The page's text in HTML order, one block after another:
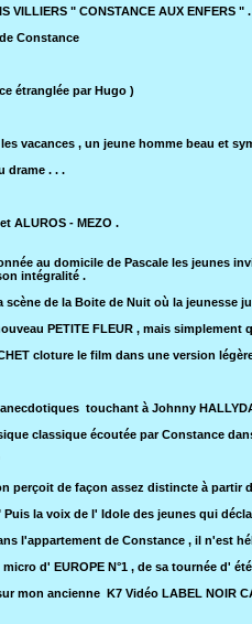
" CONSTANCE AUX ENFERS " .
Constance
étranglée par Hugo )
vacances , un jeune homme beau et
drame . . .
ALUROS - MEZO .
au domicile de Pascale les jeunes
intégralité .
scène de la Boite de Nuit où la
PETITE FLEUR , mais simplement
cloture le film dans une version
touchant à Johnny
classique écoutée par Constance
perçoit de façon assez distincte à partir
Puis la voix de l' Idole des jeunes qui
l'appartement de Constance , il n'est
d' EUROPE N°1 , de sa tournée d'
mon ancienne K7 Vidéo LABEL NOIR